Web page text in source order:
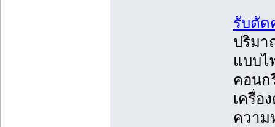
รับตัด
ปริมา
แบบไ
คอนก
เครื่อ
ความ